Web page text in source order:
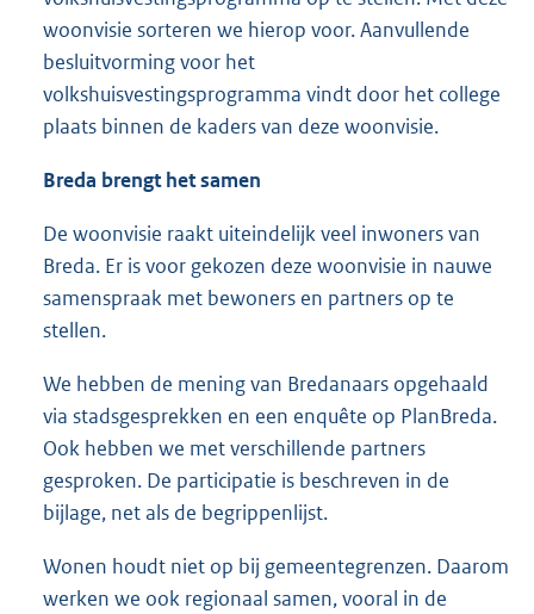
woonvisie sorteren we hierop voor. Aanvullende
besluitvorming voor het
volkshuisvestingsprogramma vindt door het college
plaats binnen de kaders van deze woonvisie.
Breda brengt het samen
De woonvisie raakt uiteindelijk veel inwoners van
Breda. Er is voor gekozen deze woonvisie in nauwe
samenspraak met bewoners en partners op te
stellen.
We hebben de mening van Bredanaars opgehaald
via stadsgesprekken en een enquête op PlanBreda.
Ook hebben we met verschillende partners
gesproken. De participatie is beschreven in de
bijlage, net als de begrippenlijst.
Wonen houdt niet op bij gemeentegrenzen. Daarom
werken we ook regionaal samen, vooral in de